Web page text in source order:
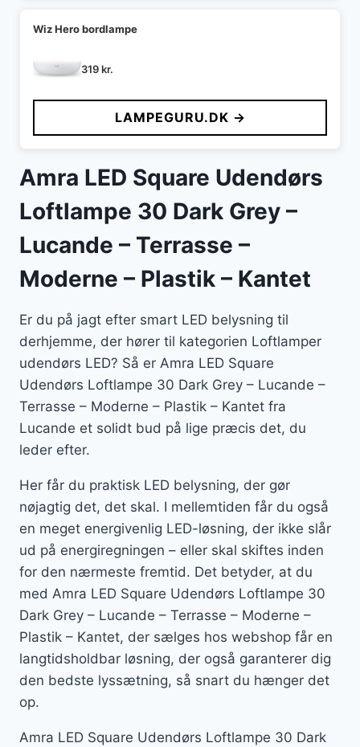
Wiz Hero bordlampe
319kr.
LAMPEGURU.DK →
Amra LED Square Udendørs
Loftlampe 30 Dark Grey –
Lucande – Terrasse –
Moderne – Plastik – Kantet
Er du på jagt efter smart LED belysning til
derhjemme, der hører til kategorien Loftlamper
udendørs LED? Så er Amra LED Square
Udendørs Loftlampe 30 Dark Grey – Lucande –
Terrasse – Moderne – Plastik – Kantet fra
Lucande et solidt bud på lige præcis det, du
leder efter.
Her får du praktisk LED belysning, der gør
nøjagtig det, det skal. I mellemtiden får du også
en meget energivenlig LED-løsning, der ikke slår
ud på energiregningen – eller skal skiftes inden
for den nærmeste fremtid. Det betyder, at du
med Amra LED Square Udendørs Loftlampe 30
Dark Grey – Lucande – Terrasse – Moderne –
Plastik – Kantet, der sælges hos webshop får en
langtidsholdbar løsning, der også garanterer dig
den bedste lyssætning, så snart du hænger det
op.
Amra LED Square Udendørs Loftlampe 30 Dark